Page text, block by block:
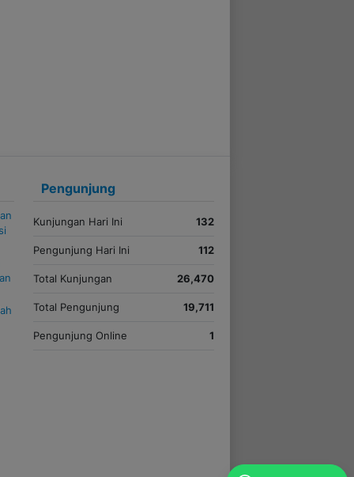
Pengunjung
Kunjungan Hari Ini 132
Pengunjung Hari Ini 112
Total Kunjungan 26,470
Total Pengunjung 19,711
Pengunjung Online 1